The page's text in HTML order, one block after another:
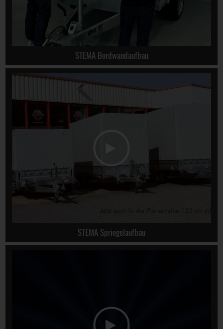
STEMA Bordwandaufbau
STEMA Spriegelaufbau